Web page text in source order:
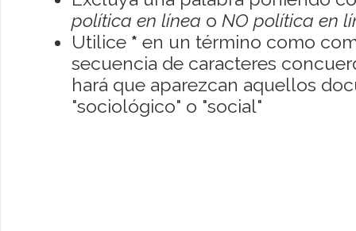
política en línea o NO política en
Utilice * en un término como
secuencia de caracteres
hará que aparezcan aquellos
"sociológico" o "social"